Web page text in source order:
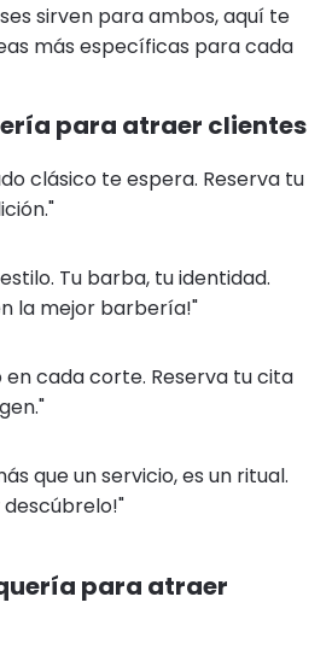
sirven para ambos, aquí te
más específicas para cada
para atraer clientes
clásico te espera. Reserva tu
Tu barba, tu identidad.
la mejor barbería!"
en cada corte. Reserva tu cita
que un servicio, es un ritual.
descúbrelo!"
para atraer